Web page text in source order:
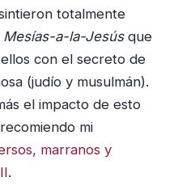
totalmente
Mesías-a-la-Jesúsque
con el secreto de
(judío y musulmán).
el impacto de esto
mi
marranos y
.